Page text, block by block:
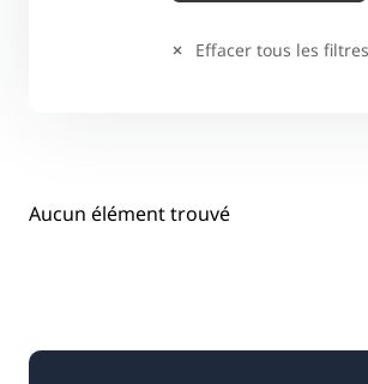
Effacer tous les filtres
Aucun élément trouvé